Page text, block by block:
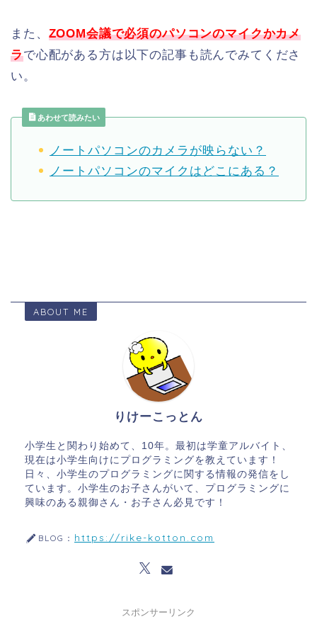
また、 ZOOM会議で必須のパソコンのマイクかカメ
ラで心配がある方は以下の記事も読んでみてくださ
い。
あわせて読みたい
ノートパソコンのカメラが映らない？
ノートパソコンのマイクはどこにある？
ABOUT ME
りけーこっとん
小学生と関わり始めて、10年。最初は学童アルバイト、
現在は小学生向けにプログラミングを教えています！
日々、小学生のプログラミングに関する情報の発信をし
ています。小学生のお子さんがいて、プログラミングに
興味のある親御さん・お子さん必見です！
BLOG： https://rike-kotton.com
スポンサーリンク